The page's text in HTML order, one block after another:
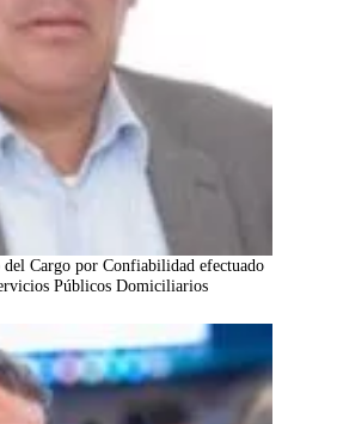
del Cargo por Confiabilidad efectuado
Públicos Domiciliarios